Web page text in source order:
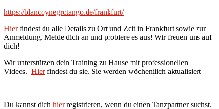
https://blancoynegrotango.de/frankfurt/
Hierfindest du alle Details zu Ort und Zeit in Frankfurt sowie zur
Anmeldung. Melde dich an und probiere es aus! Wir freuen uns auf
dich!
Wir unterstützen dein Training zu Hause mit professionellen
Videos. Hierfindest du sie. Sie werden wöchentlich aktualisiert
Du kannst dich hierregistrieren, wenn du einen Tanzpartner suchst.